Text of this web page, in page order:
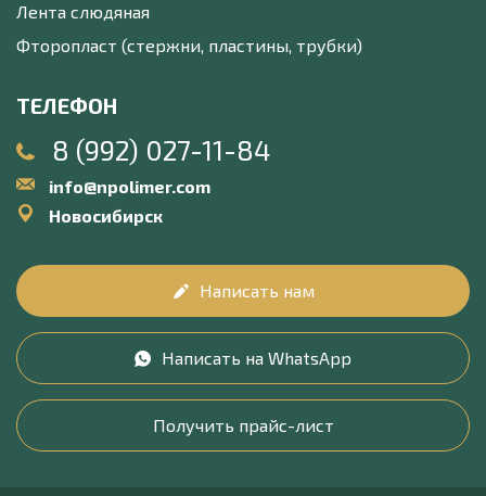
Лента слюдяная
Фторопласт (стержни, пластины, трубки)
ТЕЛЕФОН
8 (992) 027-11-84
info@npolimer.com
Новосибирск
Написать нам
Написать на WhatsApp
Получить прайс-лист